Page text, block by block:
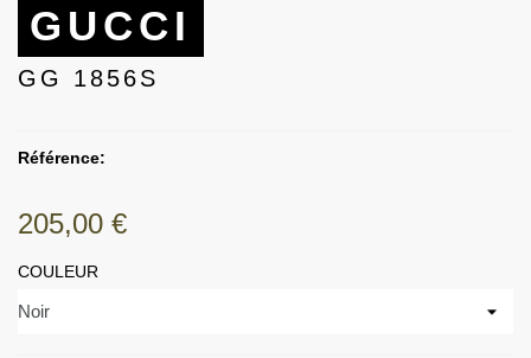
GUCCI
GG 1856S
Référence:
205,00 €
COULEUR